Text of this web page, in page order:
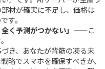
材が確実に不足し、価格は
す。
く予測がつかない」 ——こ
き、あなたが背筋の凍る未
略でスマホを確保すべきか、